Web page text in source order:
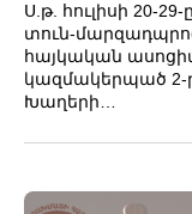
Ս.թ. հուլիսի 20-
տուն-
հայկական
կազմակերպած 2-
Խաղերի…